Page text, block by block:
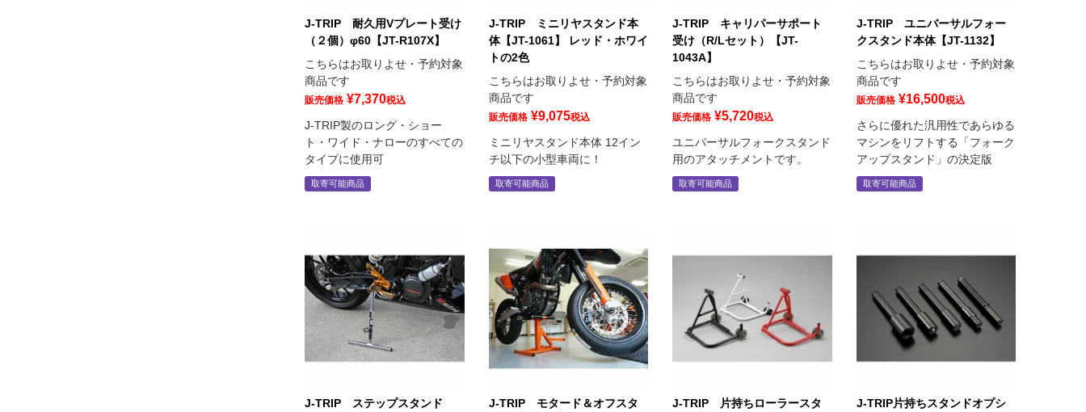
J-TRIP 耐久用Vプレート受け
（２個）φ60【JT-R107X】
こちらはお取りよせ・予約対象
商品です
販売価格 ¥7,370税込
J-TRIP製のロング・ショー
ト・ワイド・ナローのすべての
タイプに使用可
取寄可能商品
J-TRIP ミニリヤスタンド本
体【JT-1061】 レッド・ホワイ
トの2色
こちらはお取りよせ・予約対象
商品です
販売価格 ¥9,075税込
ミニリヤスタンド本体 12イン
チ以下の小型車両に！
取寄可能商品
J-TRIP キャリパーサポート
受け（R/Lセット）【JT-
1043A】
こちらはお取りよせ・予約対象
商品です
販売価格 ¥5,720税込
ユニバーサルフォークスタンド
用のアタッチメントです。
取寄可能商品
J-TRIP ユニバーサルフォー
クスタンド本体【JT-1132】
こちらはお取りよせ・予約対象
商品です
販売価格 ¥16,500税込
さらに優れた汎用性であらゆる
マシンをリフトする「フォーク
アップスタンド」の決定版
取寄可能商品
J-TRIP ステップスタンド
J-TRIP モタード＆オフスタ
J-TRIP 片持ちローラースタ
J-TRIP片持ちスタンドオプシ